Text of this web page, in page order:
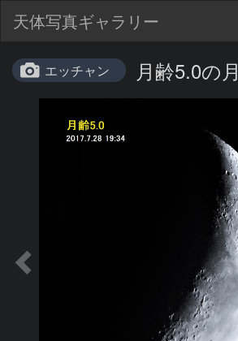
天体写真ギャラリー
エッチャン 月齢5.0の月